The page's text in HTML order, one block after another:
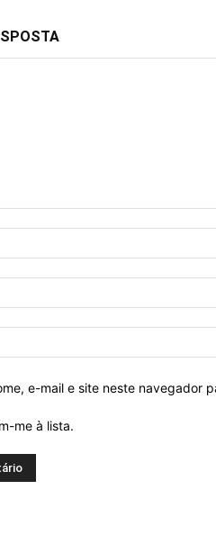
e-mail e site neste navegador
me à lista.